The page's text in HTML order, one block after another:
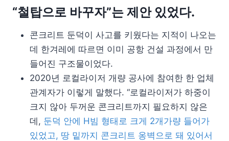
“철탑으로 바꾸자”는 제안 있었다.
콘크리트 둔덕이 사고를 키웠다는 지적이 나오는
데 한겨레에 따르면 이미 공항 건설 과정에서 만
들어진 구조물이었다.
2020년 로컬라이저 개량 공사에 참여한 한 업체
관계자가 이렇게 말했다. “로컬라이저가 하중이
크지 않아 두꺼운 콘크리트까지 필요하지 않은
데, 둔덕 안에 H빔 형태로 크게 2개가량 들어가
있었고, 땅 밑까지 콘크리트 옹벽으로 돼 있어서